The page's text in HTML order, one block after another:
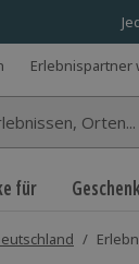
Erlebnispartner
für
/